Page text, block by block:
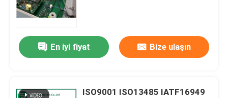
Hakkımızda
Fabrika turuEn iyi fiyat Bize ulaşın
ISO9001 ISO13485 IATF16949